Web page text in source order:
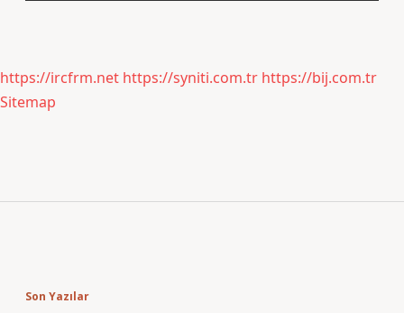
https://ircfrm.net https://syniti.com.tr https://bij.com.tr
Sitemap
Son Yazılar